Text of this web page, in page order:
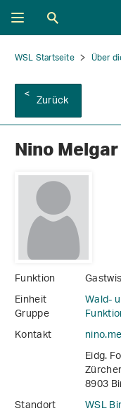
WSL Startseite Über
Zurück
Nino Melgar
Funktion
Einheit
Wald-
Gruppe
Kontakt
Eidg.
8903
Standort
WSL